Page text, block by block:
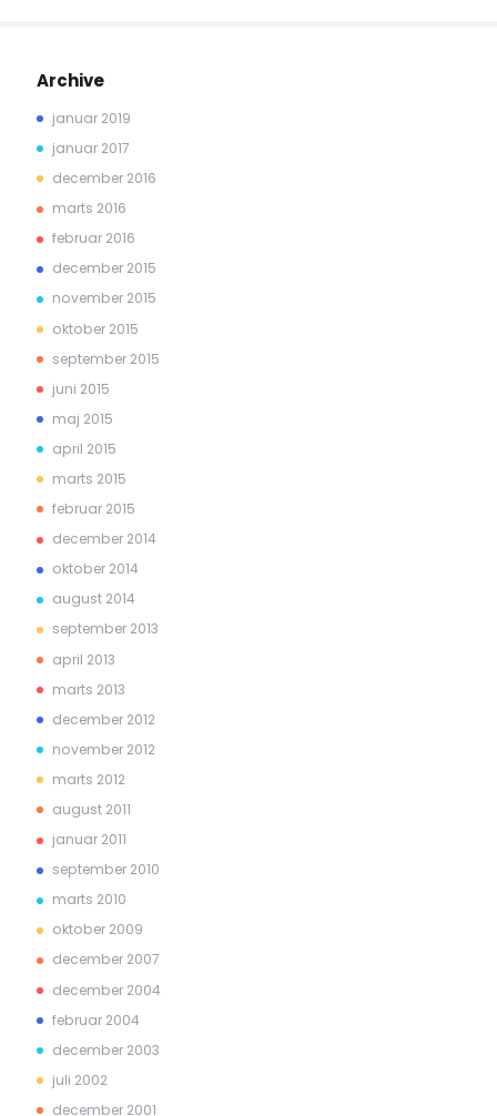
Archive
januar 2019
januar 2017
december 2016
marts 2016
februar 2016
december 2015
november 2015
oktober 2015
september 2015
juni 2015
maj 2015
april 2015
marts 2015
februar 2015
december 2014
oktober 2014
august 2014
september 2013
april 2013
marts 2013
december 2012
november 2012
marts 2012
august 2011
januar 2011
september 2010
marts 2010
oktober 2009
december 2007
december 2004
februar 2004
december 2003
juli 2002
december 2001